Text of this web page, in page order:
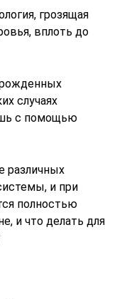
грозящая
вплоть до
случаях
с помощью
различных
и при
полностью
и что делать для